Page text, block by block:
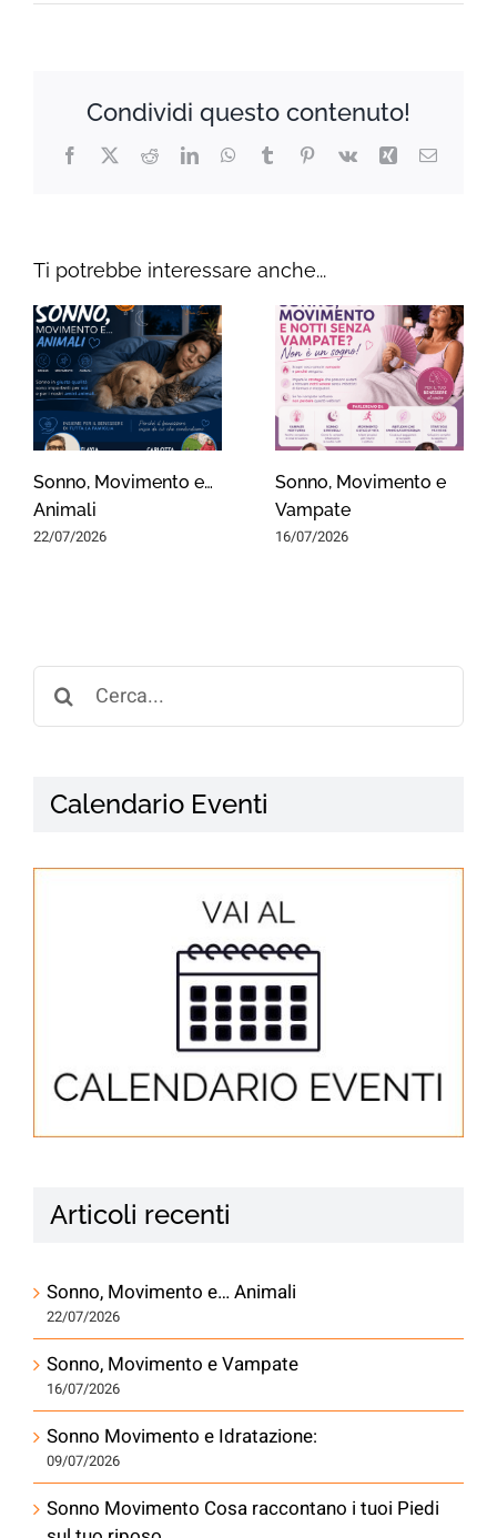
Condividi questo contenuto!
Facebook
X RedditLinkedInWhatsApp
TumblrPinterest
Vk Xing Email
Ti potrebbe interessare anche...
Sonno, Movimento e…
Animali
22/07/2026
Sonno, Movimento e
Vampate
16/07/2026
for:
Calendario Eventi
Articoli recenti
Sonno, Movimento e… Animali
22/07/2026
Sonno, Movimento e Vampate
16/07/2026
Sonno Movimento e Idratazione:
09/07/2026
Sonno Movimento Cosa raccontano i tuoi Piedi